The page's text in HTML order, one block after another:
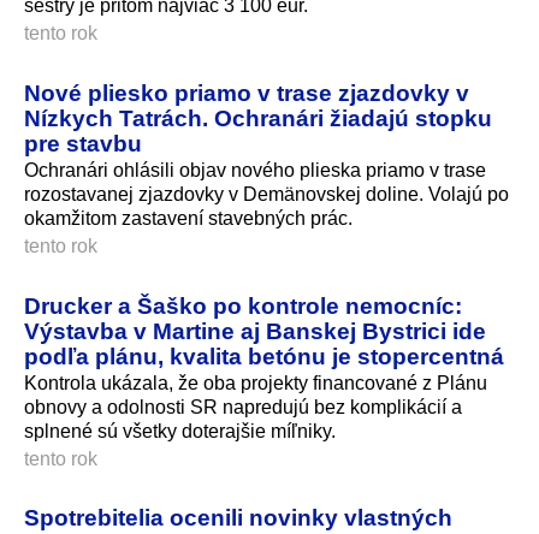
sestry je pritom najviac 3 100 eur.
tento rok
Nové pliesko priamo v trase zjazdovky v
Nízkych Tatrách. Ochranári žiadajú stopku
pre stavbu
Ochranári ohlásili objav nového plieska priamo v trase
rozostavanej zjazdovky v Demänovskej doline. Volajú po
okamžitom zastavení stavebných prác.
tento rok
Drucker a Šaško po kontrole nemocníc:
Výstavba v Martine aj Banskej Bystrici ide
podľa plánu, kvalita betónu je stopercentná
Kontrola ukázala, že oba projekty financované z Plánu
obnovy a odolnosti SR napredujú bez komplikácií a
splnené sú všetky doterajšie míľniky.
tento rok
Spotrebitelia ocenili novinky vlastných